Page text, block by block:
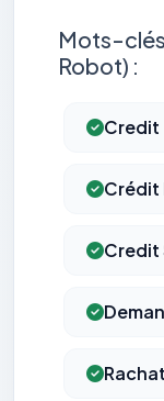
Mots-
Robot) :
Credit
Crédit
Credit